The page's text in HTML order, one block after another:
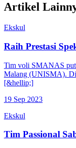
Artikel
Ekskul
Raih Prestasi
Tim voli SMANAS
Malang (UNISMA).
[&hellip;]
19 Sep 2023
Ekskul
Tim Passional